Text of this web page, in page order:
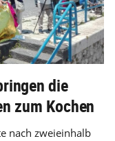
die
zum Kochen
nach zweieinhalb